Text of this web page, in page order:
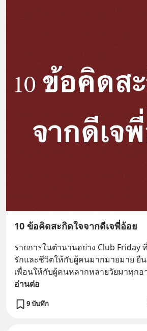
10 ข้อคิดสะกิดใจจากดีเจพี่อ้อย
รายการในตำนานอย่าง Club Friday
รักและชีวิตให้กับผู้คนมากมายมาย ยื
เพื่อนให้กับผู้คนหลากหลายวัยมาทุกอ
อ่านต่อ
9 บันทึก